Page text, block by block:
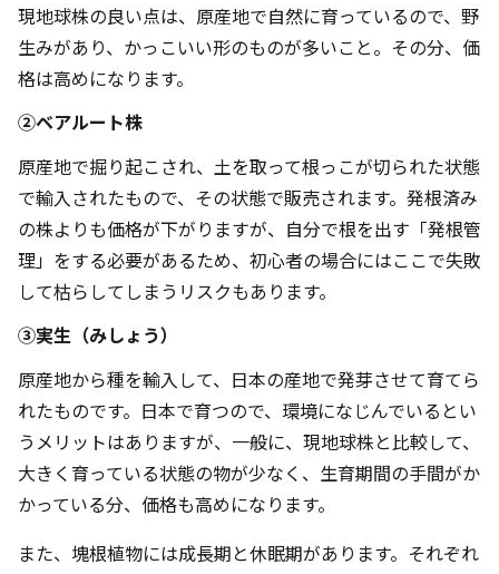
現地球株の良い点は、原産地で自然に育っているので、野
生みがあり、かっこいい形のものが多いこと。その分、価
格は高めになります。
②ベアルート株
原産地で掘り起こされ、土を取って根っこが切られた状態
で輸入されたもので、その状態で販売されます。発根済み
の株よりも価格が下がりますが、自分で根を出す「発根管
理」をする必要があるため、初心者の場合にはここで失敗
して枯らしてしまうリスクもあります。
③実生（みしょう）
原産地から種を輸入して、日本の産地で発芽させて育てら
れたものです。日本で育つので、環境になじんでいるとい
うメリットはありますが、一般に、現地球株と比較して、
大きく育っている状態の物が少なく、生育期間の手間がか
かっている分、価格も高めになります。
また、塊根植物には成長期と休眠期があります。それぞれ